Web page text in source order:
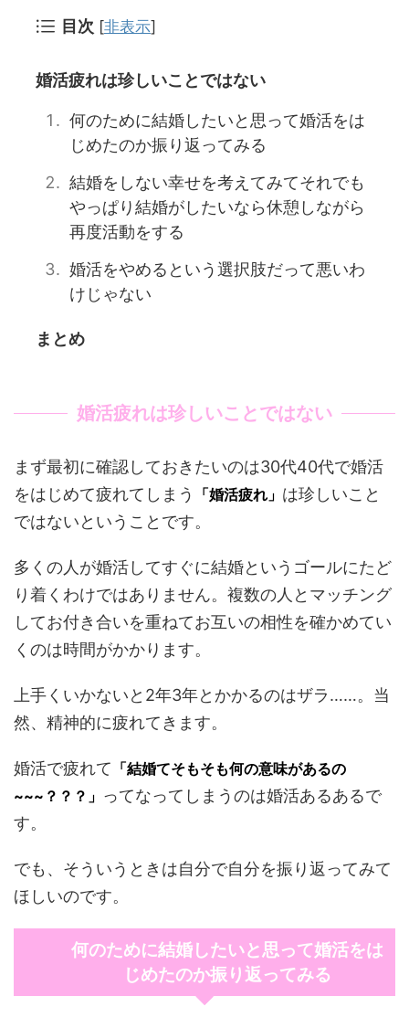
目次 [非表示]
婚活疲れは珍しいことではない
何のために結婚したいと思って婚活をは
じめたのか振り返ってみる
結婚をしない幸せを考えてみてそれでも
やっぱり結婚がしたいなら休憩しながら
再度活動をする
婚活をやめるという選択肢だって悪いわ
けじゃない
まとめ
婚活疲れは珍しいことではない
まず最初に確認しておきたいのは30代40代で婚活
をはじめて疲れてしまう
「婚活疲れ」 は珍しいこと
ではないということです。
多くの人が婚活してすぐに結婚というゴールにたど
り着くわけではありません。複数の人とマッチング
してお付き合いを重ねてお互いの相性を確かめてい
くのは時間がかかります。
上手くいかないと2年3年とかかるのはザラ……。当
然、精神的に疲れてきます。
婚活で疲れて 「結婚てそもそも何の意味があるの
~~~？？？」 ってなってしまうのは婚活あるあるで
す。
でも、そういうときは自分で自分を振り返ってみて
ほしいのです。
何のために結婚したいと思って婚活をは
じめたのか振り返ってみる